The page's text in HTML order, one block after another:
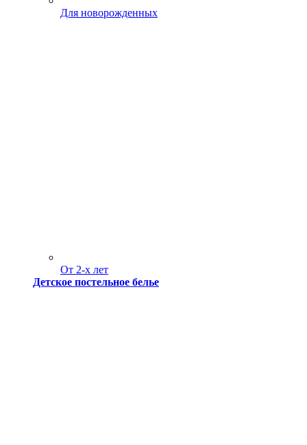
Для новорожденных
От 2-х лет
Детское постельное белье